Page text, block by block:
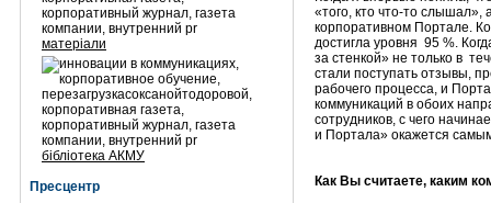
матеріали
бібліотека АКМУ
Пресцентр
«того, кто что-то
корпоративном Портале.
достигла уровня 95 %.
за стенкой» не только в
стали поступать отзывы,
рабочего процесса, и
коммуникаций в обоих
сотрудников, с чего
и Портала» окажется
Как Вы считаете, каким